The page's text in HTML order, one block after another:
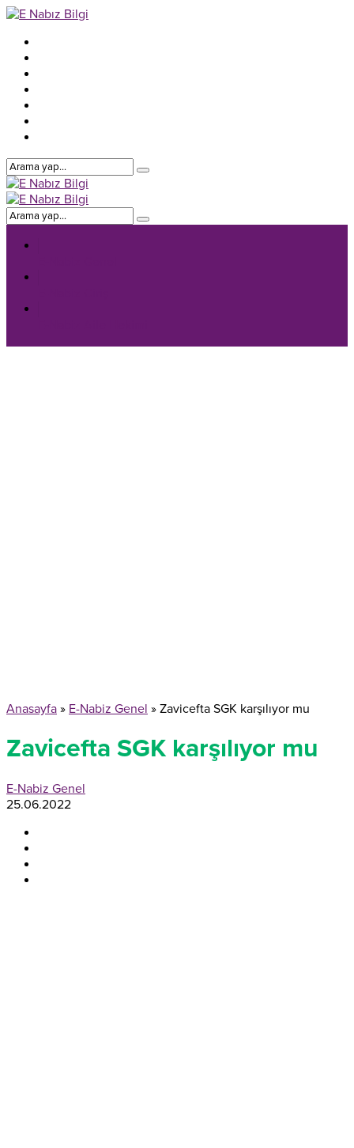
Anasayfa » E-Nabiz Genel » Zavicefta SGK karşılıyor mu
Zavicefta SGK karşılıyor mu
E-Nabiz Genel
25.06.2022